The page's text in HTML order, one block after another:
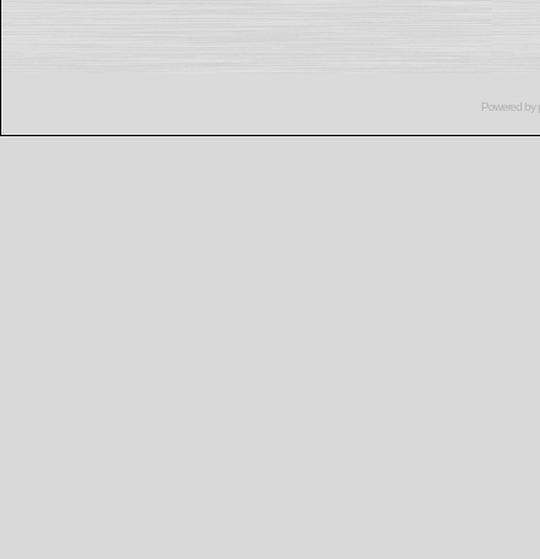
Powered by